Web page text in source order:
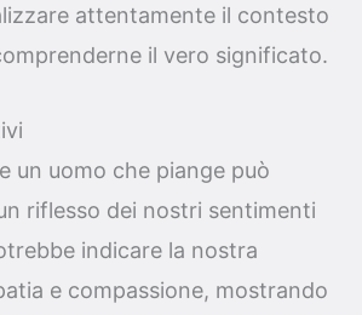
attentamente il contesto
il vero significato.
un uomo che piange può
riflesso dei nostri sentimenti
indicare la nostra
e compassione, mostrando